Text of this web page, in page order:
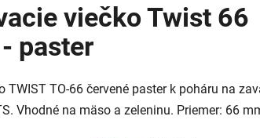
viečko Twist 66
paster
TWIST TO-66 červené paster k poháru na
Vhodné na mäso a zeleninu. Priemer: 66